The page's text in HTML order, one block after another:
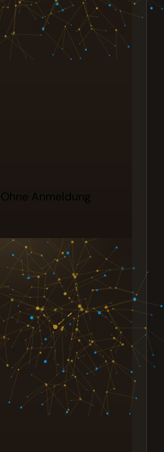
Anmeldung